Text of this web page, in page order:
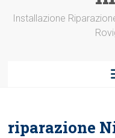
Installazione
riparazione